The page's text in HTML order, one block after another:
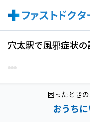
穴太駅で風邪症状
困ったとき
おうち